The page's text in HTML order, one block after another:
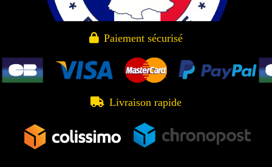
 Paiement sécurisé
 Livraison rapide